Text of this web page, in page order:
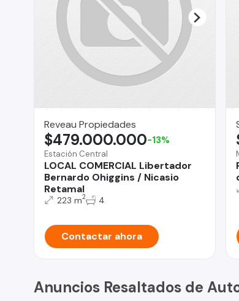
Reveau Propiedades
Estación Central
LOCAL COMERCIAL Libertador
Bernardo Ohiggins / Nicasio
Retamal
$479.000.000-13%
223 m2 4
Contactar ahora
Anuncios Resaltados de